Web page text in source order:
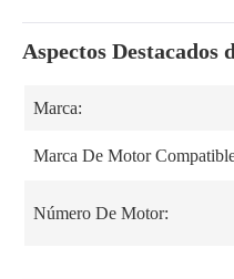
Aspectos Destacados
Marca:
Marca De Motor
Número De Motor: